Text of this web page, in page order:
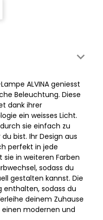
ALVINA geniesst
Beleuchtung. Diese
dank ihrer
ein weisses Licht.
sie einfach zu
bist. Ihr Design aus
perfekt in jede
sie in weiteren Farben
sodass du
gestalten kannst. Die
enthalten, sodass du
deinem Zuhause
modernen und